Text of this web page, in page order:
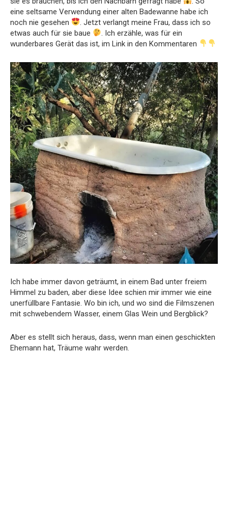
eine seltsame Verwendung einer alten Badewanne habe ich
noch nie gesehen
. Jetzt verlangt meine Frau, dass ich so
etwas auch für sie baue
. Ich erzähle, was für ein
wunderbares Gerät das ist, im Link in den Kommentaren
Ich habe immer davon geträumt, in einem Bad unter freiem
Himmel zu baden, aber diese Idee schien mir immer wie eine
unerfüllbare Fantasie. Wo bin ich, und wo sind die Filmszenen
mit schwebendem Wasser, einem Glas Wein und Bergblick?
Aber es stellt sich heraus, dass, wenn man einen geschickten
Ehemann hat, Träume wahr werden.